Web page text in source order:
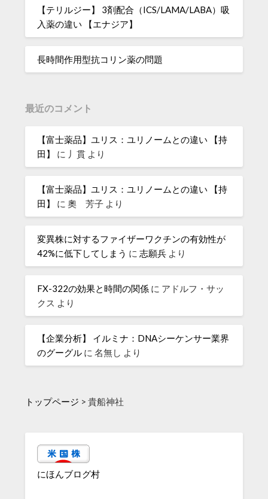
【テリルジー】 3剤配合（ICS/LAMA/LABA）吸
入薬の違い 【エナジア】
長時間作用型抗コリン薬の問題
最近のコメント
【富士薬品】ユリス：ユリノームとの違い 【持
田】
に 丿貫 より
【富士薬品】ユリス：ユリノームとの違い 【持
田】
に奧 芳子 より
変異株に対するファイザーワクチンの有効性が
42%に低下してしまう に志願兵 より
FX-322の効果と時間の関係 に アドルフ・サッ
クス より
【企業分析】 イルミナ：DNAシーケンサー業界
のグーグル に名無し より
トップページ >貴船神社
にほんブログ村